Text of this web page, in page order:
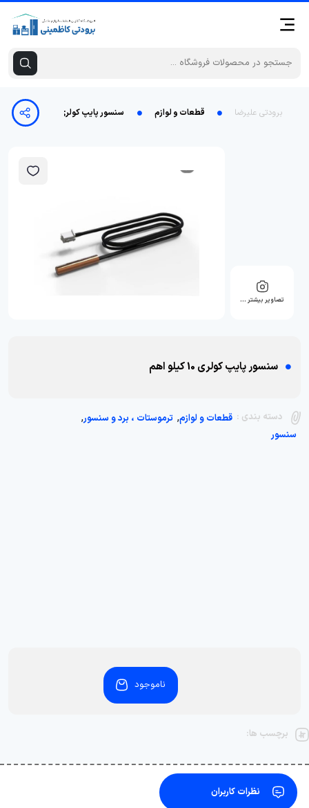
برودتی علیرضا قطعات و لوازم سنسور پایپ کولری 10 کیلو اهم
تصاویر بیشتر …
سنسور پایپ کولری 10 کیلو اهم
دسته بندی : قطعات و لوازم, ترموستات ، برد و سنسور,
سنسور
ناموجود
برچسب ها:
نظرات کاربران